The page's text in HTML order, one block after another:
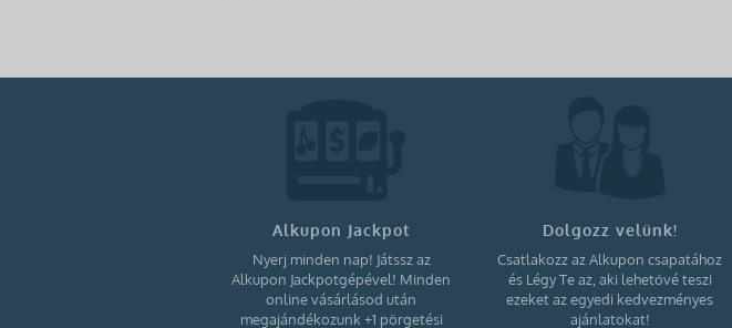
Alkupon Jackpot
Nyerj minden nap! Játssz az
Alkupon Jackpotgépével! Minden
online vásárlásod után
megajándékozunk +1 pörgetési
Dolgozz velünk!
Csatlakozz az Alkupon csapatához
és Légy Te az, aki lehetővé teszi
ezeket az egyedi kedvezményes
ajánlatokat!